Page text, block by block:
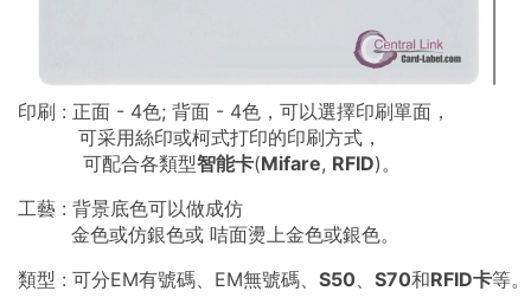
印刷 : 正面 - 4色; 背面 - 4色，可以選擇印刷單面，
可采用絲印或柯式打印的印刷方式，
可配合各類型智能卡(Mifare, RFID)。
工藝 : 背景底色可以做成仿
金色或仿銀色或 咭面燙上金色或銀色。
類型 : 可分EM有號碼、EM無號碼、 S50、 S70和RFID卡等。